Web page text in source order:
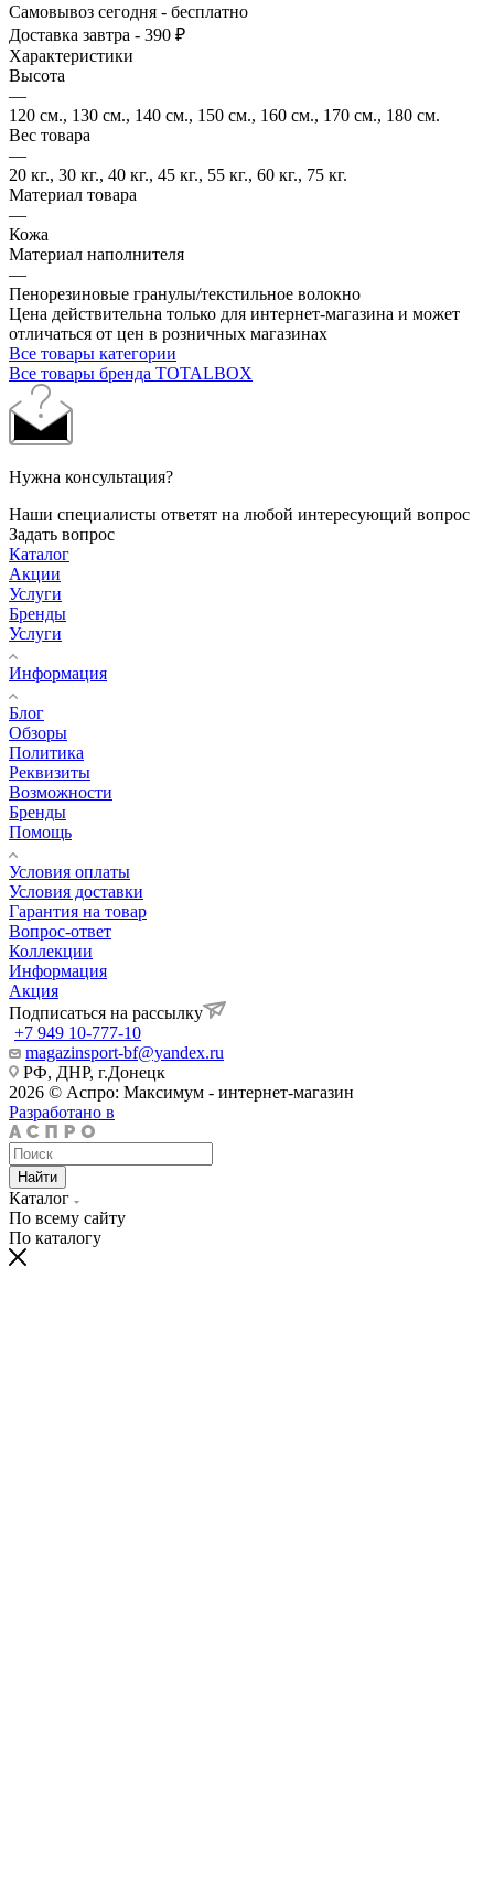
Самовывоз сегодня - бесплатно
Доставка завтра - 390 ₽
Характеристики
Высота
—
120 см., 130 см., 140 см., 150 см., 160 см., 170 см., 180 см.
Вес товара
—
20 кг., 30 кг., 40 кг., 45 кг., 55 кг., 60 кг., 75 кг.
Материал товара
—
Кожа
Материал наполнителя
—
Пенорезиновые гранулы/текстильное волокно
Цена действительна только для интернет-магазина и может
отличаться от цен в розничных магазинах
Все товары категории
Все товары бренда TOTALBOX
Нужна консультация?
Наши специалисты ответят на любой интересующий вопрос
Задать вопрос
Каталог
Акции
Услуги
Бренды
Услуги
Информация
Блог
Обзоры
Политика
Реквизиты
Возможности
Бренды
Помощь
Условия оплаты
Условия доставки
Гарантия на товар
Вопрос-ответ
Коллекции
Информация
Акция
Подписаться на рассылку
+7 949 10-777-10
magazinsport-bf@yandex.ru
РФ, ДНР, г.Донецк
2026 © Аспро: Максимум - интернет-магазин
Разработано в
Найти
Каталог
По всему сайту
По каталогу